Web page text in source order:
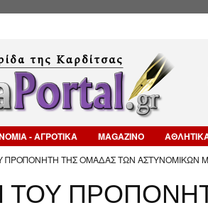
- ΑΓΡΟΤΙΚΑ MAGAZINO
ΠΡΟΠΟΝΗΤΗ ΤΗΣ ΟΜΑΔΑΣ ΤΩΝ ΑΣΤΥΝΟΜΙΚΩΝ
ΤΟΥ